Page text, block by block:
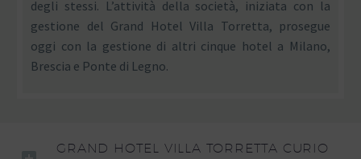
degli stessi. L’attività della società, iniziata con la
gestione del Grand Hotel Villa Torretta, prosegue
oggi con la gestione di altri cinque hotel a Milano,
Brescia e Ponte di Legno.
GRAND HOTEL VILLA TORRETTA CURIO